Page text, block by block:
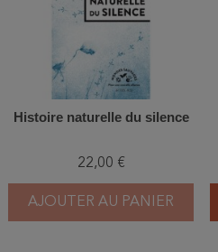
Histoire naturelle du silence
22,00 €
AJOUTER AU PANIER